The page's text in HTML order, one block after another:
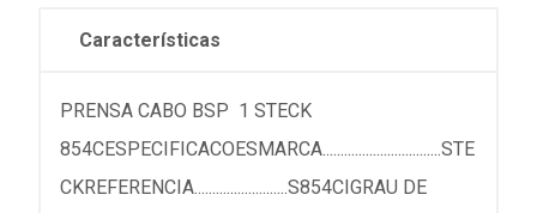
Características
PRENSA CABO BSP 1 STECK
854CESPECIFICACOESMARCA.................................STE
CKREFERENCIA..........................S854CIGRAU DE